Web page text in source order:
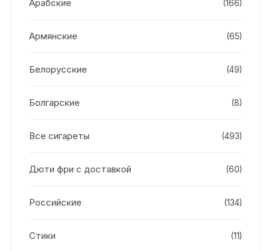
Арабские (166)
Армянские (65)
Белорусские (49)
Болгарские (8)
Все сигареты (493)
Дюти фри с доставкой (60)
Российские (134)
Стики (11)